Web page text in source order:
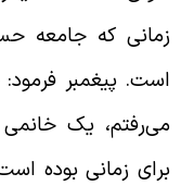
که جامعه
پیغمبر
یک خانمی
زمانی بوده